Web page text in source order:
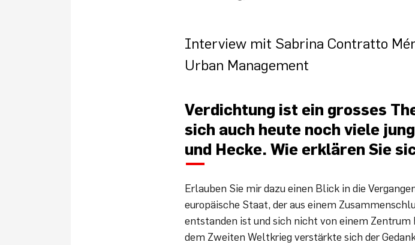
Interview mit Sabrina Contratto
Urban Management
Verdichtung ist ein grosses
sich auch heute noch viele
und Hecke. Wie erklären Sie
Erlauben Sie mir dazu einen Blick in die
europäische Staat, der aus einem
entstanden ist und sich nicht von einem
dem Zweiten Weltkrieg verstärkte sich der